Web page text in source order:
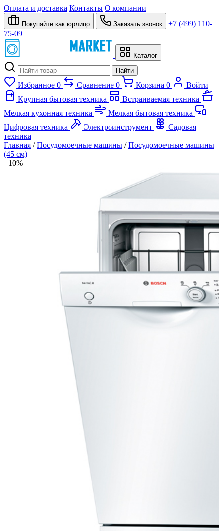
Оплата и доставка Контакты О компании
Покупайте как юрлицо Заказать звонок
+7 (499) 110-
75-09
Каталог
Найти
Избранное 0 Сравнение 0 Корзина 0
Войти
Крупная бытовая техника
Встраиваемая техника
Мелкая кухонная техника
Мелкая бытовая техника
Цифровая техника
Электроинструмент
Садовая
техника
Главная / Посудомоечные машины / Посудомоечные машины
(45 см)
−10%